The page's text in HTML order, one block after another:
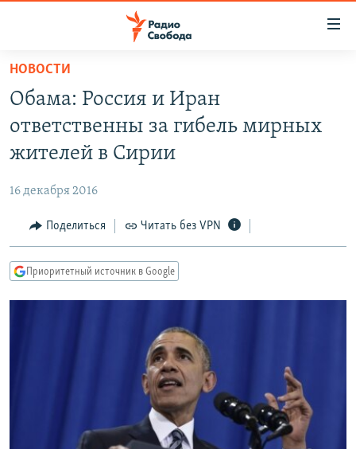
упрощенного
доступа
основному
Вернутся
Вернутся
ПРОГРАММЫ
АВТОРСКИЕ ПРОЕКТЫ
МНЕНИЯ
КУЛЬТУРА
КАВКАЗ.РЕАЛИИ
РАСПИСАНИЕ ВЕЩАНИЯ
ПОДПИШИТЕСЬ НА РАССЫЛКУ
СОЦИАЛЬНЫЕ СЕТИ
НОВОСТИ
Обама: Россия и Иран
ответственны за гибель мирных
жителей в Сирии
16 декабря 2016
Поделиться Читать без VPN
Приоритетный источник в Google